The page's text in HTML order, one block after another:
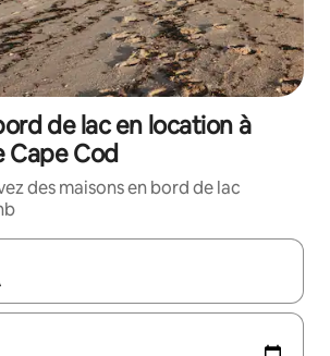
de lac en location à
Cape Cod
des maisons en bord de lac
s'affichent, utilisez les flèches vers le